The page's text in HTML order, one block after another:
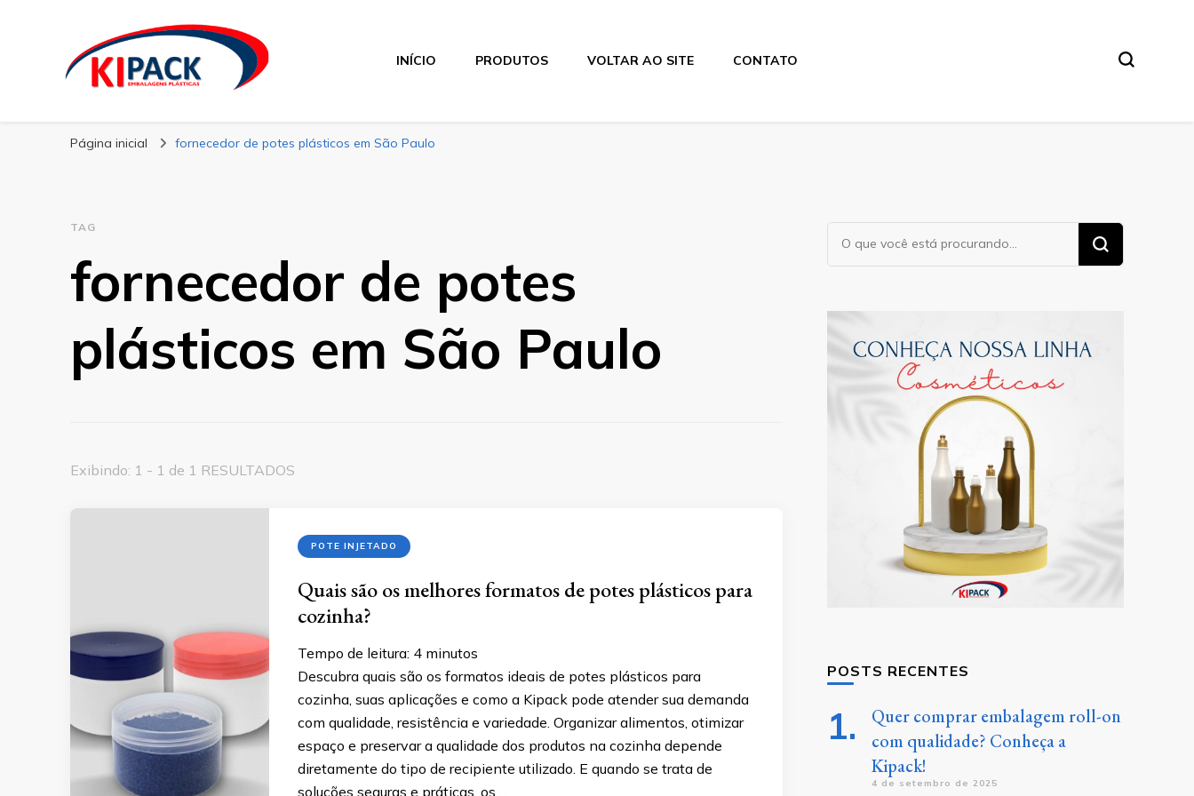
Kipack
INÍCIO PRODUTOS VOLTAR AO SITE CONTATO
Página inicial fornecedor de potes plásticos em São Paulo
TAG
fornecedor de potes
plásticos em São Paulo
Exibindo: 1 - 1 de 1 RESULTADOS
POTE INJETADO
Quais são os melhores formatos de potes plásticos para
cozinha?
Tempo de leitura: 4 minutos
Descubra quais são os formatos ideais de potes plásticos para
cozinha, suas aplicações e como a Kipack pode atender sua demanda
com qualidade, resistência e variedade. Organizar alimentos, otimizar
espaço e preservar a qualidade dos produtos na cozinha depende
diretamente do tipo de recipiente utilizado. E quando se trata de
soluções seguras e práticas, os …
Procurando
algo?
POSTS RECENTES
Quer comprar embalagem roll-on
com qualidade? Conheça a
Kipack!
4 de setembro de 2025